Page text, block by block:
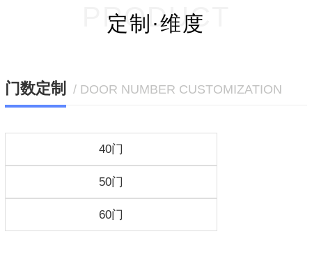
PRODUCT
定制·维度
门数定制 / DOOR NUMBER CUSTOMIZATION
40门
50门
60门